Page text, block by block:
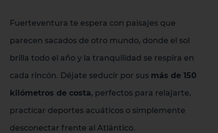
Fuerteventura te espera con paisajes que
parecen sacados de otro mundo, donde el sol
brilla todo el año y la tranquilidad se respira en
cada rincón. Déjate seducir por sus más de 150
kilómetros de costa, perfectos para relajarte,
practicar deportes acuáticos o simplemente
desconectar frente al Atlántico.